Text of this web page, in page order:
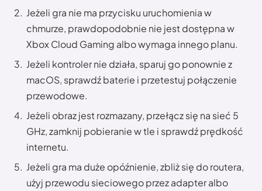
Jeżeli gra nie ma przycisku uruchomienia w
chmurze, prawdopodobnie nie jest dostępna w
Xbox Cloud Gaming albo wymaga innego planu.
Jeżeli kontroler nie działa, sparuj go ponownie z
macOS, sprawdź baterie i przetestuj połączenie
przewodowe.
Jeżeli obraz jest rozmazany, przełącz się na sieć 5
GHz, zamknij pobieranie w tle i sprawdź prędkość
internetu.
Jeżeli gra ma duże opóźnienie, zbliż się do routera,
użyj przewodu sieciowego przez adapter albo